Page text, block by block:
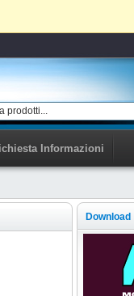
Informazioni
Download